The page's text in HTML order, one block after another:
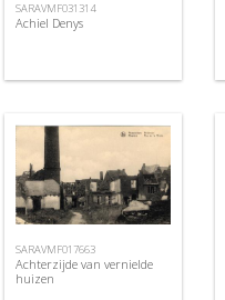
SARAVMF031314
Achiel Denys
SARAVMF017663
Achterzijde van vernielde
huizen